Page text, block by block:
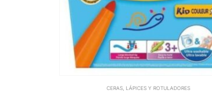
CERAS, LÁPICES Y ROTULADORES